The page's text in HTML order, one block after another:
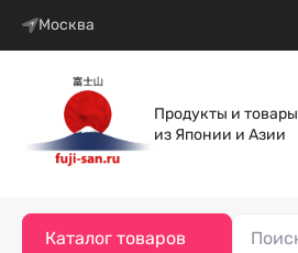
Москва
Продукты и товары
из Японии и Азии
Каталог товаров